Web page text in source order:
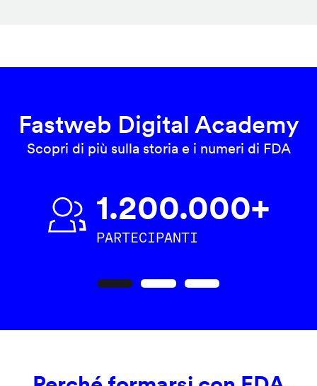
Fastweb Digital Academy
Scopri di più sulla storia e i numeri di FDA
1.200.000+
PARTECIPANTI